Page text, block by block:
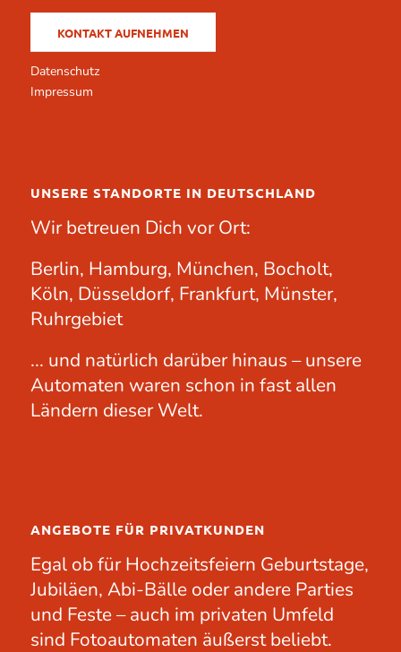
KONTAKT AUFNEHMEN
Datenschutz
Impressum
UNSERE STANDORTE IN DEUTSCHLAND
Wir betreuen Dich vor Ort:
Berlin, Hamburg, München, Bocholt,
Köln, Düsseldorf, Frankfurt, Münster,
Ruhrgebiet
... und natürlich darüber hinaus – unsere
Automaten waren schon in fast allen
Ländern dieser Welt.
ANGEBOTE FÜR PRIVATKUNDEN
Egal ob fürHochzeitsfeiern Geburtstage,
Jubiläen, Abi-Bälle oder andere Parties
und Feste – auch im privaten Umfeld
sind Fotoautomaten äußerst beliebt.